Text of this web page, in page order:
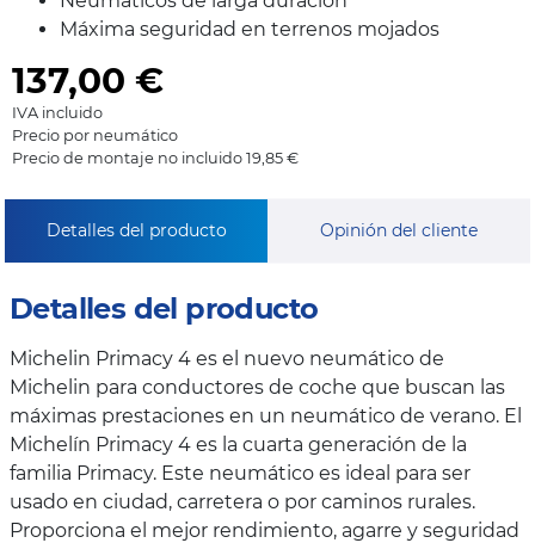
Máxima seguridad en terrenos mojados
137,00 €
IVA incluido
Precio por neumático
Precio de montaje no incluido 19,85 €
Detalles del producto Opinión del cliente
Detalles del producto
Michelin Primacy 4 es el nuevo neumático de
Michelin para conductores de coche que buscan las
máximas prestaciones en un neumático de verano. El
Michelín Primacy 4 es la cuarta generación de la
familia Primacy. Este neumático es ideal para ser
usado en ciudad, carretera o por caminos rurales.
Proporciona el mejor rendimiento, agarre y seguridad